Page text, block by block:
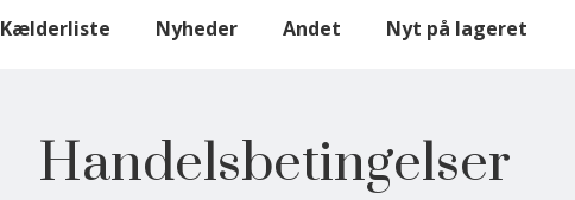
Kælderliste Nyheder Andet Nyt på lageret
Handelsbetingelser